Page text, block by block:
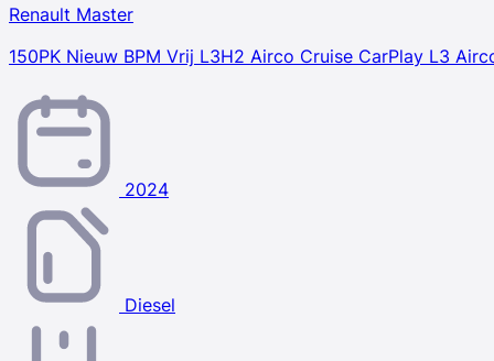
Renault Master
150PK Nieuw BPM Vrij L3H2 Airco Cruise CarPlay L3
2024
Diesel